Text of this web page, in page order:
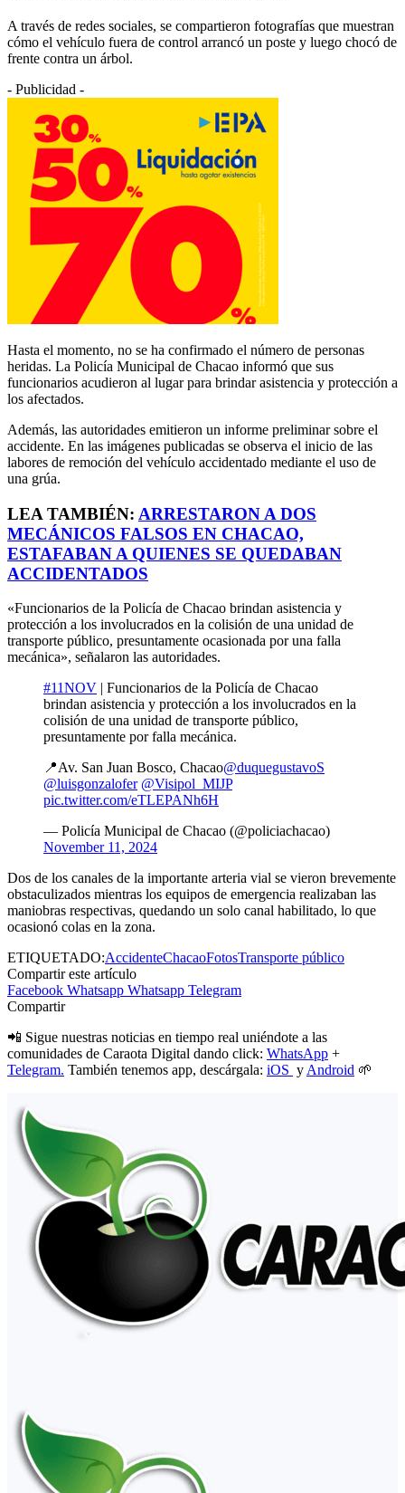
A través de redes sociales, se compartieron fotografías que muestran
cómo el vehículo fuera de control arrancó un poste y luego chocó de
frente contra un árbol.
- Publicidad -
Hasta el momento, no se ha confirmado el número de personas
heridas. La Policía Municipal de Chacao informó que sus
funcionarios acudieron al lugar para brindar asistencia y protección a
los afectados.
Además, las autoridades emitieron un informe preliminar sobre el
accidente. En las imágenes publicadas se observa el inicio de las
labores de remoción del vehículo accidentado mediante el uso de
una grúa.
LEA TAMBIÉN: ARRESTARON A DOS
MECÁNICOS FALSOS EN CHACAO,
ESTAFABAN A QUIENES SE QUEDABAN
ACCIDENTADOS
«Funcionarios de la Policía de Chacao brindan asistencia y
protección a los involucrados en la colisión de una unidad de
transporte público, presuntamente ocasionada por una falla
mecánica», señalaron las autoridades.
#11NOV | Funcionarios de la Policía de Chacao
brindan asistencia y protección a los involucrados en la
colisión de una unidad de transporte público,
presuntamente por falla mecánica.
📍Av. San Juan Bosco, Chacao@duquegustavoS
@luisgonzalofer @Visipol_MIJP
pic.twitter.com/eTLEPANh6H
— Policía Municipal de Chacao (@policiachacao)
November 11, 2024
Dos de los canales de la importante arteria vial se vieron brevemente
obstaculizados mientras los equipos de emergencia realizaban las
maniobras respectivas, quedando un solo canal habilitado, lo que
ocasionó colas en la zona.
ETIQUETADO:AccidenteChacaoFotosTransporte público
Compartir este artículo
Facebook Whatsapp Whatsapp Telegram
Compartir
📲 Sigue nuestras noticias en tiempo real uniéndote a las
comunidades de Caraota Digital dando click: WhatsApp +
Telegram. También tenemos app, descárgala: iOS y Android 🌱